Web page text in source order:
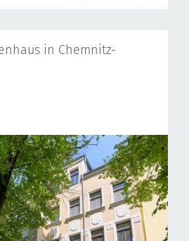
in Chemnitz-